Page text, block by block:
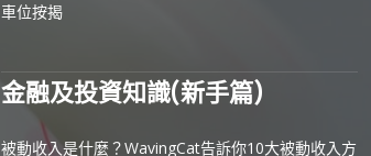
車位按揭
金融及投資知識(新手篇)
被動收入是什麼？WavingCat告訴你10大被動收入方